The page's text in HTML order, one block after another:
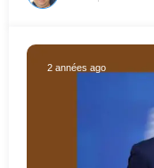
2 années ago